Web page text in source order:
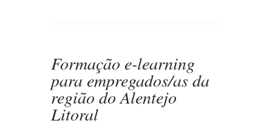
Formação e-learning
para empregados/as da
região do Alentejo
Litoral